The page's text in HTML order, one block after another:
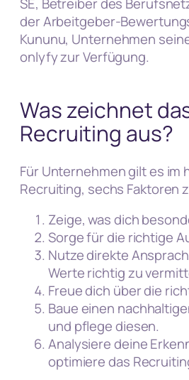
der Arbeitgeber-
Kununu, Unternehmen
onlyfy zur Verfügung.
Was zeichnet
Recruiting aus?
Für Unternehmen gilt es im
Recruiting, sechs Faktoren
Zeige, was dich
Sorge für die richtige
Nutze direkte
Werte richtig zu
Freue dich über die
Baue einen
und pflege diesen.
Analysiere deine
optimiere das